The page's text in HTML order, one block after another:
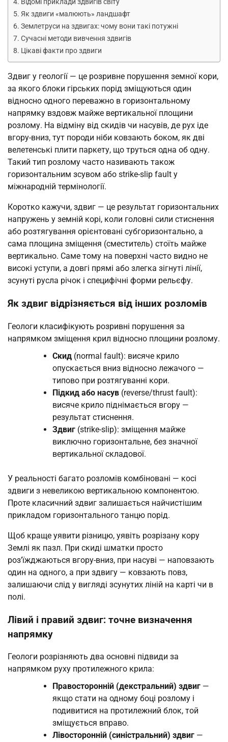
Відомі приклади здвигів світу
Як здвиги «малюють» ландшафт
Землетруси на здвигах: чому вони такі потужні
Сучасні методи вивчення здвигів
Цікаві факти про здвиги
Здвиг у геології — це розривне порушення земної кори,
за якого блоки гірських порід зміщуються один
відносно одного переважно в горизонтальному
напрямку вздовж майже вертикальної площини
розлому. На відміну від скидів чи насувів, де рух іде
вгору-вниз, тут породи ніби ковзають боком, як дві
велетенські плити паркету, що труться одна об одну.
Такий тип розлому часто називають також
горизонтальним зсувом або strike-slip fault у
міжнародній термінології.
Коротко кажучи, здвиг — це результат горизонтальних
напружень у земній корі, коли головні сили стиснення
або розтягування орієнтовані субгоризонтально, а
сама площина зміщення (сместитель) стоїть майже
вертикально. Саме тому на поверхні часто видно не
високі уступи, а довгі прямі або злегка зігнуті лінії,
зсунуті русла річок і специфічні форми рельєфу.
Як здвиг відрізняється від інших розломів
Геологи класифікують розривні порушення за
напрямком зміщення крил відносно площини розлому.
Скид (normal fault): висяче крило
опускається вниз відносно лежачого —
типово при розтягуванні кори.
Підкид або насув (reverse/thrust fault):
висяче крило піднімається вгору —
результат стиснення.
Здвиг (strike-slip): зміщення майже
виключно горизонтальне, без значної
вертикальної складової.
У реальності багато розломів комбіновані — косі
здвиги з невеликою вертикальною компонентою.
Проте класичний здвиг залишається найчистішим
прикладом горизонтального танцю порід.
Щоб краще уявити різницю, уявіть розрізану кору
Землі як пазл. При скиді шматки просто
роз’їжджаються вгору-вниз, при насуві — наповзають
один на одного, а при здвигу — ковзають повз,
залишаючи слід у вигляді зсунутих ліній на карті чи в
полі.
Лівий і правий здвиг: точне визначення
напрямку
Геологи розрізняють два основні підвиди за
напрямком руху протилежного крила:
Правосторонній (декстральний) здвиг —
якщо стати на одному боці розлому і
подивитися на протилежний блок, той
зміщується вправо.
Лівосторонній (синістральний) здвиг —